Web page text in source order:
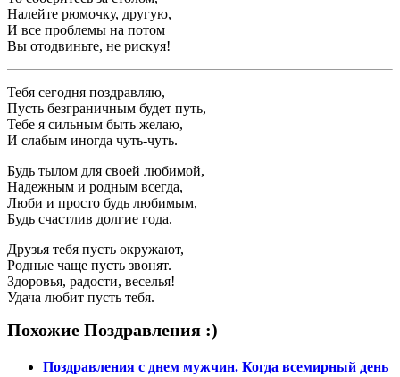
Налейте рюмочку, другую,
И все проблемы на потом
Вы отодвиньте, не рискуя!
Тебя сегодня поздравляю,
Пусть безграничным будет путь,
Тебе я сильным быть желаю,
И слабым иногда чуть-чуть.
Будь тылом для своей любимой,
Надежным и родным всегда,
Люби и просто будь любимым,
Будь счастлив долгие года.
Друзья тебя пусть окружают,
Родные чаще пусть звонят.
Здоровья, радости, веселья!
Удача любит пусть тебя.
Похожие Поздравления :)
Поздравления с днем мужчин. Когда всемирный день